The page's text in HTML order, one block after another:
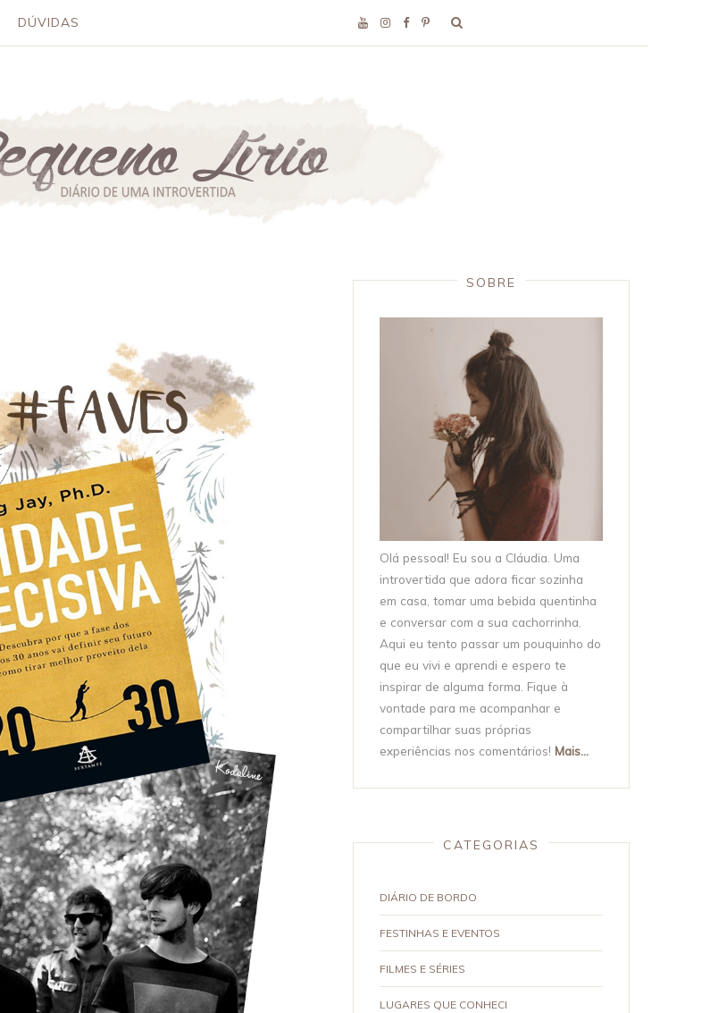
DÚVIDAS
SOBRE
Olá pessoal! Eu sou a Cláudia. Uma
introvertida que adora ficar sozinha
em casa, tomar uma bebida quentinha
e conversar com a sua cachorrinha.
Aqui eu tento passar um pouquinho do
que eu vivi e aprendi e espero te
inspirar de alguma forma. Fique à
vontade para me acompanhar e
compartilhar suas próprias
experiências nos comentários! Mais...
CATEGORIAS
DIÁRIO DE BORDO
FESTINHAS E EVENTOS
FILMES E SÉRIES
LUGARES QUE CONHECI